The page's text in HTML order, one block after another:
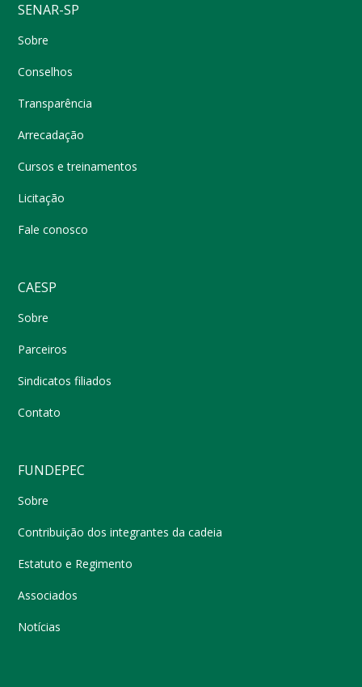
SENAR-SP
Sobre
Conselhos
Transparência
Arrecadação
Cursos e treinamentos
Licitação
Fale conosco
CAESP
Sobre
Parceiros
Sindicatos filiados
Contato
FUNDEPEC
Sobre
Contribuição dos integrantes da cadeia
Estatuto e Regimento
Associados
Notícias